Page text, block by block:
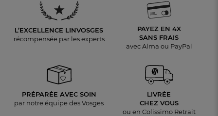
L’EXCELLENCE LINVOSGES
récompensée par les experts
PAYEZ EN 4X
SANS FRAIS
avec Alma ou PayPal
PRÉPARÉE AVEC SOIN
par notre équipe des Vosges
LIVRÉE
CHEZ VOUS
ou en Colissimo Retrait